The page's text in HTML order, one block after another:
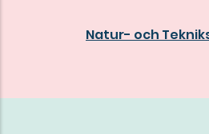
Natur- och